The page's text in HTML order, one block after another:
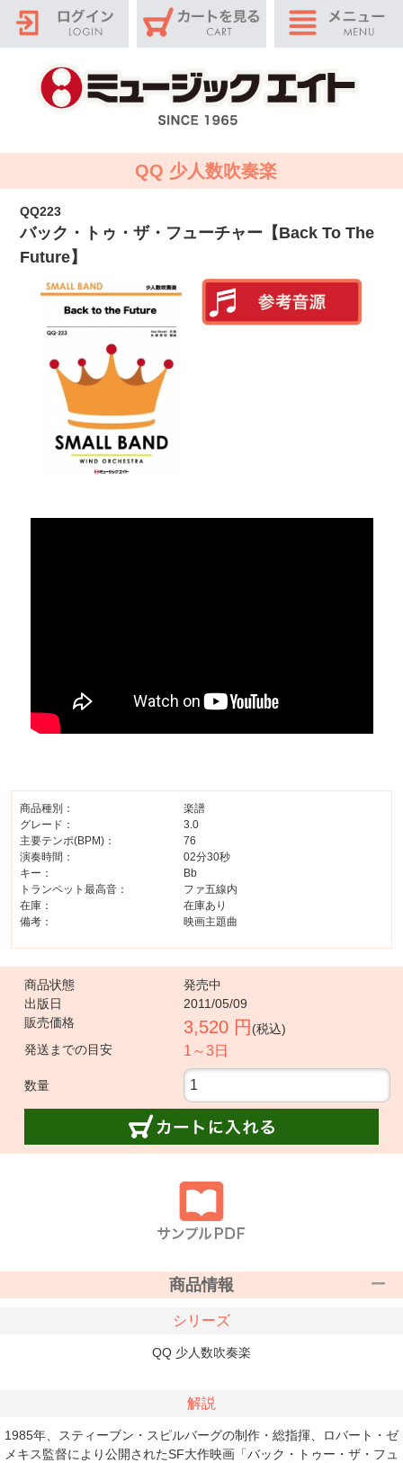
QQ 少人数吹奏楽
QQ223
バック・トゥ・ザ・フューチャー【Back To The
Future】
商品種別：
楽譜
グレード：
3.0
主要テンポ(BPM)：
76
演奏時間：
02分30秒
キー：
Bb
トランペット最高音：
ファ五線内
在庫：
在庫あり
備考：
映画主題曲
商品状態
発売中
出版日
2011/05/09
販売価格
3,520 円 (税込)
発送までの目安
1～3日
数量
商品情報
シリーズ
QQ 少人数吹奏楽
解説
1985年、スティーブン・スピルバーグの制作・総指揮、ロバート・ゼ
メキス監督により公開されたSF大作映画「バック・トゥー・ザ・フュ